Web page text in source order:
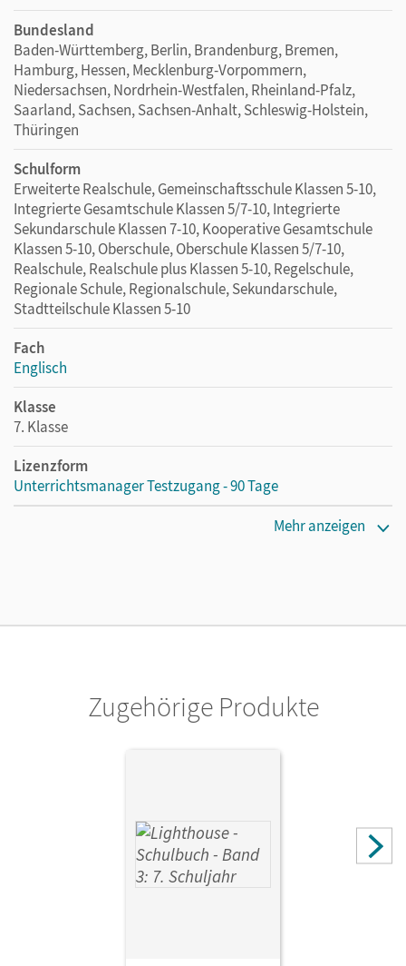
Bundesland
Baden-Württemberg, Berlin, Brandenburg, Bremen,
Hamburg, Hessen, Mecklenburg-Vorpommern,
Niedersachsen, Nordrhein-Westfalen, Rheinland-Pfalz,
Saarland, Sachsen, Sachsen-Anhalt, Schleswig-Holstein,
Thüringen
Schulform
Erweiterte Realschule, Gemeinschaftsschule Klassen 5-10,
Integrierte Gesamtschule Klassen 5/7-10, Integrierte
Sekundarschule Klassen 7-10, Kooperative Gesamtschule
Klassen 5-10, Oberschule, Oberschule Klassen 5/7-10,
Realschule, Realschule plus Klassen 5-10, Regelschule,
Regionale Schule, Regionalschule, Sekundarschule,
Stadtteilschule Klassen 5-10
Fach
Englisch
Klasse
7. Klasse
Lizenzform
Unterrichtsmanager Testzugang - 90 Tage
Unterrichtsmanager 90 Tage lang zu testen.
Mehr anzeigen
Zugehörige Produkte